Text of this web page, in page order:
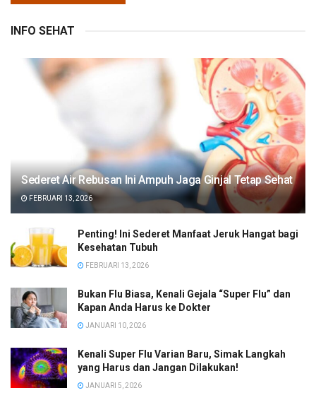
INFO SEHAT
Sederet Air Rebusan Ini Ampuh Jaga Ginjal Tetap Sehat
FEBRUARI 13, 2026
Penting! Ini Sederet Manfaat Jeruk Hangat bagi
Kesehatan Tubuh
FEBRUARI 13, 2026
Bukan Flu Biasa, Kenali Gejala “Super Flu” dan
Kapan Anda Harus ke Dokter
JANUARI 10, 2026
Kenali Super Flu Varian Baru, Simak Langkah
yang Harus dan Jangan Dilakukan!
JANUARI 5, 2026